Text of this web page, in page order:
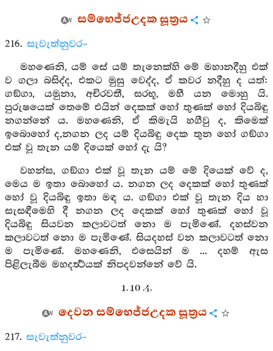
සම්භෙජ්ජඋදක සූත්‍රය
216. සැවැත්නුවර–
මහණෙනි, යම් සේ යම් තැනෙක්හි මේ මහානදීහු එක්
ව ගලා බසිද්ද, එකට මුසු වෙද්ද, ඒ කවර නදීහු ද යත්:
ගඞ්ගා, යමුනා, අචිරවතී, සරභූ, මහී යන මොහු යි.
පුරුෂයෙක් තෙමේ එයින් දෙකක් හෝ තුණක් හෝ දියබිඳු
නගන්නේ ය. මහණෙනි, ඒ කිමැයි හගීවු ද, කිමෙක්
ඉබොහෝ ද,නගන ලද යම් දියබිඳු දෙක තුන හෝ ගඞ්ගා
එක් වූ තැන යම් දියෙක් හෝ දැ යි?
වහන්ස, ගඞ්ගා එක් වූ තැන යම් මේ දියෙක් වේ ද,
මෙය ම ඉතා බොහෝ ය. නගන ලද දෙකක් හෝ තුණක්
හෝ වූ දියබිඳු ඉතා මඳ ය. ගඞ්ගා එක් වූ තැන දිය හා
සැසඳීමෙහි දී නගන ලද දෙකක් හෝ තුණක් හෝ වූ
දියබිඳු සියවන කලාවටත් නො ම පැමිණේ. දහස්වන
කලාවටත් නො ම පැමිණේ. සියදහස් වන කලාවටත් නො
ම පැමිණේ. මහණෙනි, එසෙයින් ම ... දහම් ඇස
පිළිලැබීම මහදර්‍ත්‍ථයක් නිපදවන්නේ වේ යි.
1. 10 .4.
දෙවන සම්භෙජ්ජඋදක සූත්‍රය
217. සැවැත්නුවර–